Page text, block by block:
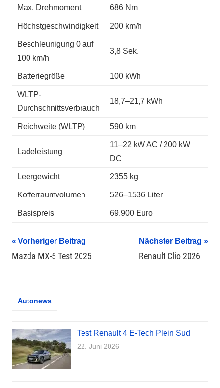
Max. Drehmoment 686 Nm
Höchstgeschwindigkeit 200 km/h
Beschleunigung 0 auf
100 km/h
3,8 Sek.
Batteriegröße 100 kWh
WLTP-
Durchschnittsverbrauch
18,7–21,7 kWh
Reichweite (WLTP) 590 km
Ladeleistung
11–22 kW AC / 200 kW
DC
Leergewicht 2355 kg
Kofferraumvolumen 526–1536 Liter
Basispreis 69.900 Euro
Beitragsnavigation
Vorheriger Beitrag
Mazda MX-5 Test 2025
Nächster Beitrag
Renault Clio 2026
Autonews
Test Renault 4 E-Tech Plein Sud
22. Juni 2026